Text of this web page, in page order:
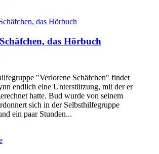
das Hörbuch
"Verlorene Schäfchen" findet
endlich eine Unterstützung, mit der er
hatte. Bud wurde von seinem
sich in der Selbsthilfegruppe
ein paar Stunden...